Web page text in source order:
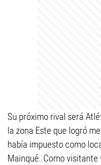
Su próximo rival será
la zona Este que logró
había impuesto como
Mainqué. Como visitante